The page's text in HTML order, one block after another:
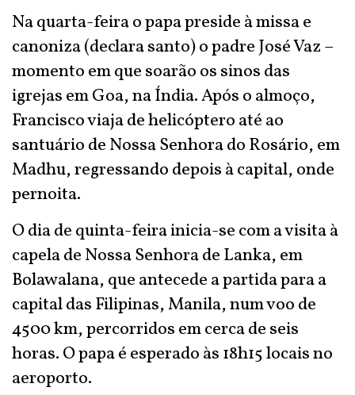
Na quarta-feira o papa preside à missa e
canoniza (declara santo) o padre José Vaz –
momento em que soarão os sinos das
igrejas em Goa, na Índia. Após o almoço,
Francisco viaja de helicóptero até ao
santuário de Nossa Senhora do Rosário, em
Madhu, regressando depois à capital, onde
pernoita.
O dia de quinta-feira inicia-se com a visita à
capela de Nossa Senhora de Lanka, em
Bolawalana, que antecede a partida para a
capital das Filipinas, Manila, num voo de
4500 km, percorridos em cerca de seis
horas. O papa é esperado às 18h15 locais no
aeroporto.